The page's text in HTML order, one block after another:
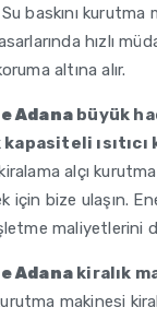
baskını kurutma
hızlı
altına alır.
Adana büyük
ısıtıcı
alçı
için bize ulaşın.
maliyetlerini
Adana kiralık
makinesi